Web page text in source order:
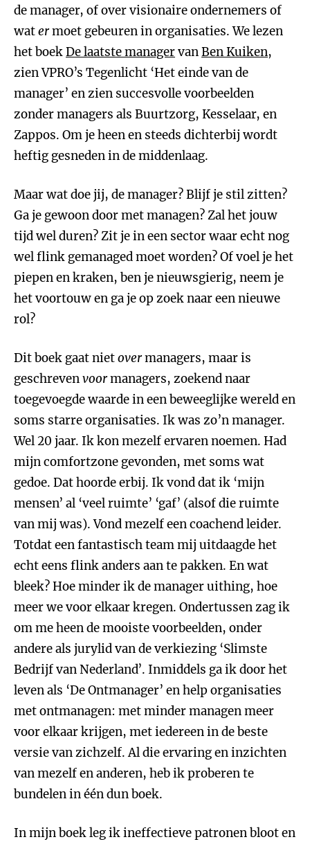
de manager, of over visionaire ondernemers of
watermoet gebeuren in organisaties. We lezen
het boekDe laatste managervanBen Kuiken,
zien VPRO’s Tegenlicht ‘Het einde van de
manager’ en zien succesvolle voorbeelden
zonder managers als Buurtzorg, Kesselaar, en
Zappos. Om je heen en steeds dichterbij wordt
heftig gesneden in de middenlaag.
Maar wat doe jij, de manager? Blijf je stil zitten?
Ga je gewoon door met managen? Zal het jouw
tijd wel duren? Zit je in een sector waar echt nog
wel flink gemanaged moet worden? Of voel je het
piepen en kraken, ben je nieuwsgierig, neem je
het voortouw en ga je op zoek naar een nieuwe
rol?
Dit boek gaat nietovermanagers, maar is
geschrevenvoormanagers, zoekend naar
toegevoegde waarde in een beweeglijke wereld en
soms starre organisaties. Ik was zo’n manager.
Wel 20 jaar. Ik kon mezelf ervaren noemen. Had
mijn comfortzone gevonden, met soms wat
gedoe. Dat hoorde erbij. Ik vond dat ik ‘mijn
mensen’ al ‘veel ruimte’ ‘gaf’ (alsof die ruimte
van mij was). Vond mezelf een coachend leider.
Totdat een fantastisch team mij uitdaagde het
echt eens flink anders aan te pakken. En wat
bleek? Hoe minder ik de manager uithing, hoe
meer we voor elkaar kregen. Ondertussen zag ik
om me heen de mooiste voorbeelden, onder
andere als jurylid van de verkiezing ‘Slimste
Bedrijf van Nederland’. Inmiddels ga ik door het
leven als ‘De Ontmanager’ en help organisaties
met ontmanagen: met minder managen meer
voor elkaar krijgen, met iedereen in de beste
versie van zichzelf. Al die ervaring en inzichten
van mezelf en anderen, heb ik proberen te
bundelen in één dun boek.
In mijn boek leg ik ineffectieve patronen bloot en